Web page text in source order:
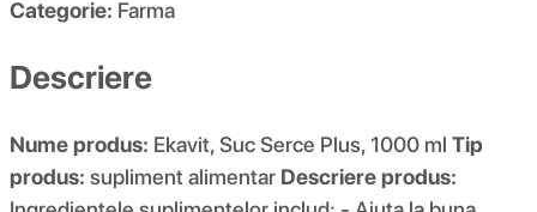
Categorie: Farma
Descriere
Nume produs: Ekavit, Suc Serce Plus, 1000 ml Tip
produs: supliment alimentar Descriere produs: